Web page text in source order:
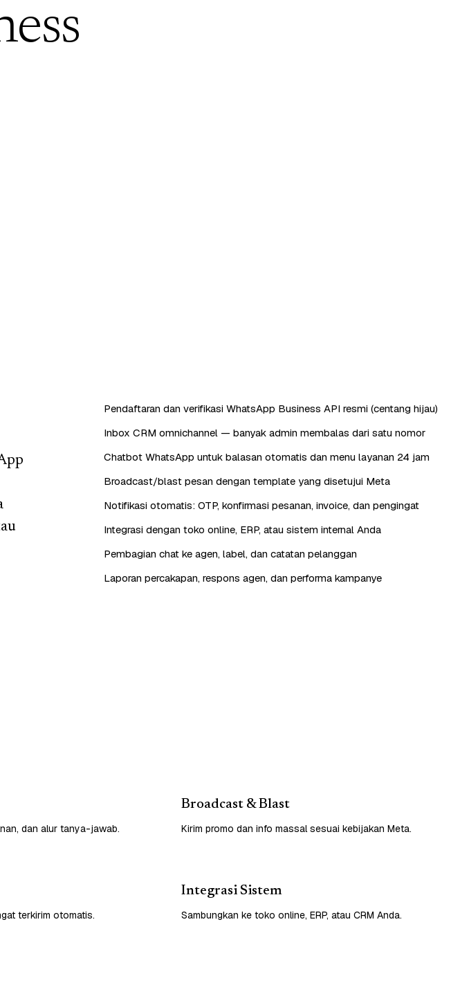
Pendaftaran dan verifikasi WhatsApp Business API resmi (centang hijau)
Inbox CRM omnichannel — banyak admin membalas dari satu nomor
Chatbot WhatsApp untuk balasan otomatis dan menu layanan 24 jam
Broadcast/blast pesan dengan template yang disetujui Meta
Notifikasi otomatis: OTP, konfirmasi pesanan, invoice, dan pengingat
Integrasi dengan toko online, ERP, atau sistem internal Anda
Pembagian chat ke agen, label, dan catatan pelanggan
Laporan percakapan, respons agen, dan performa kampanye
dan alur tanya-jawab.
Broadcast & Blast
Kirim promo dan info massal sesuai kebijakan Meta.
terkirim otomatis.
Integrasi Sistem
Sambungkan ke toko online, ERP, atau CRM Anda.